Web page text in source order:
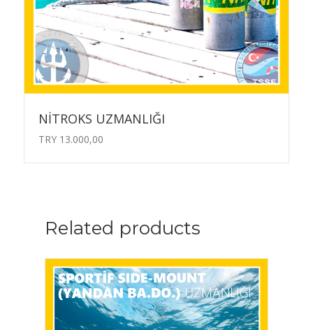
NİTROKS UZMANLIĞI
TRY 13.000,00
Related products